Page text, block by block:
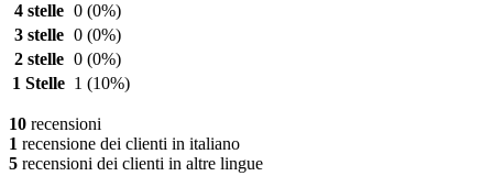
4 stelle 0 (0%)
3 stelle 0 (0%)
2 stelle 0 (0%)
1 Stelle 1 (10%)
10 recensioni
1 recensione dei clienti in italiano
5 recensioni dei clienti in altre lingue